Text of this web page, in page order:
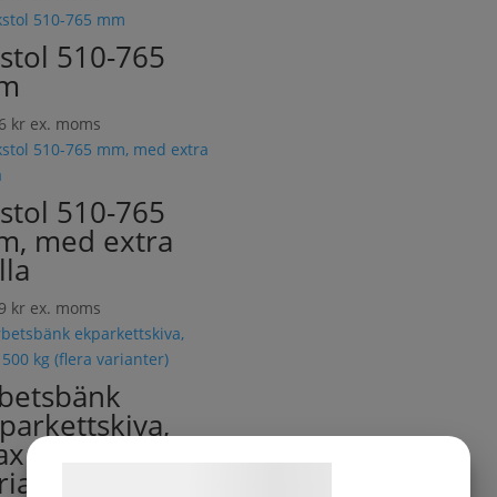
510-765
kr ex. moms
510-765
med extra
kr ex. moms
500 kg (flera